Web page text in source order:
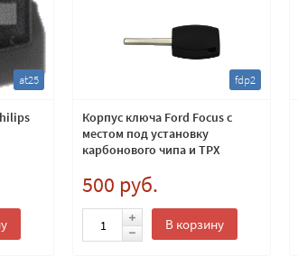
at25 fdp2
Корпус ключа Ford Focus с
местом под установку
карбонового чипа и TPX
500 руб.
В корзину